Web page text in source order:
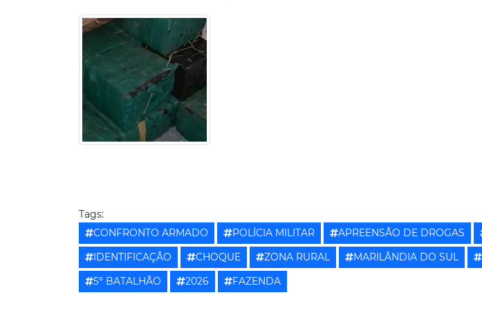
Tags:
CONFRONTO ARMADO
POLÍCIA MILITAR APREENSÃO DE DROGAS
IDENTIFICAÇÃO
CHOQUE ZONA RURAL MARILÂNDIA DO SUL
5º BATALHÃO
2026 FAZENDA